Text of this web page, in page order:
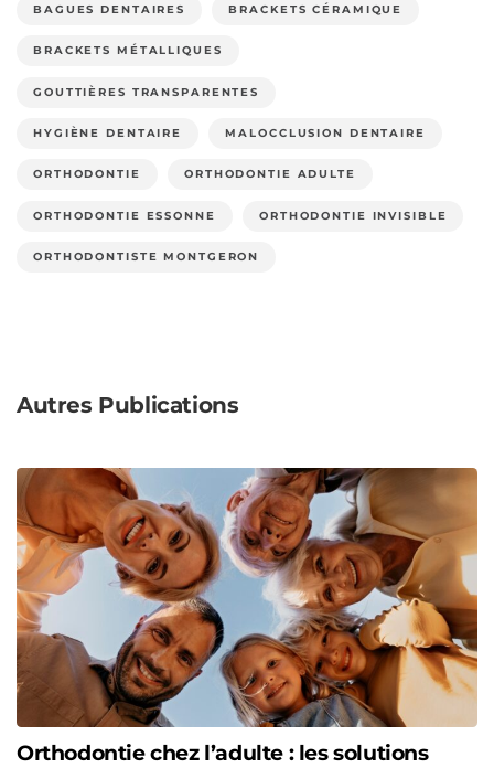
BAGUES DENTAIRES BRACKETS CÉRAMIQUE
BRACKETS MÉTALLIQUES
GOUTTIÈRES TRANSPARENTES
HYGIÈNE DENTAIRE MALOCCLUSION DENTAIRE
ORTHODONTIE ORTHODONTIE ADULTE
ORTHODONTIE ESSONNE ORTHODONTIE INVISIBLE
ORTHODONTISTE MONTGERON
Autres Publications
Orthodontie chez l’adulte : les solutions